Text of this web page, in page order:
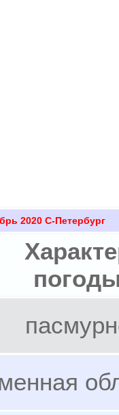
2020 С-Петербург